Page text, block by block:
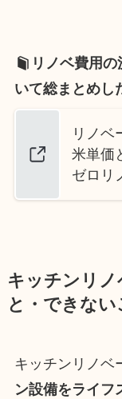
リノベ費用
いて総まとめし
リノベ
米単価
ゼロリ
キッチンリ
と・できない
キッチンリノベ
ン設備をライフ